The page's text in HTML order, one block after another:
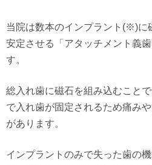
当院は数本のインプラント(※)に
安定させる「アタッチメント義
す。
総入れ歯に磁石を組み込むこと
で入れ歯が固定されるため痛み
があります。
インプラントのみで失った歯の